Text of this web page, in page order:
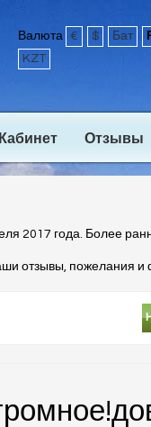
Валюта € $ Бат
KZT
Кабинет Отзывы
2017 года. Более
отзывы, пожелания и